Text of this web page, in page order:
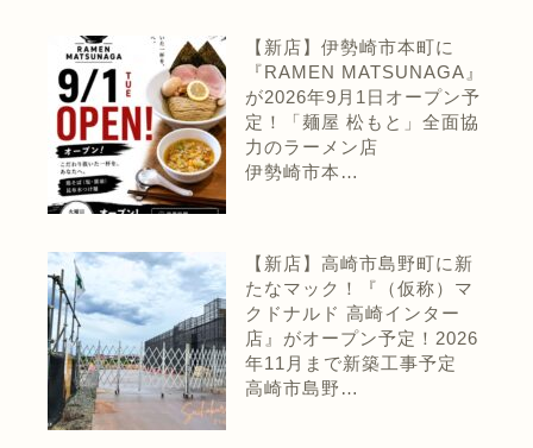
【新店】伊勢崎市本町に
『RAMEN MATSUNAGA』
が2026年9月1日オープン予
定！「麺屋 松もと」全面協
力のラーメン店
伊勢崎市本…
【新店】高崎市島野町に新
たなマック！『（仮称）マ
クドナルド 高崎インター
店』がオープン予定！2026
年11月まで新築工事予定
高崎市島野…